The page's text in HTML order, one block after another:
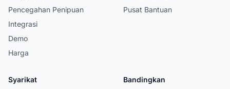
Pencegahan Penipuan
Integrasi
Demo
Harga
Pusat Bantuan
Syarikat Bandingkan